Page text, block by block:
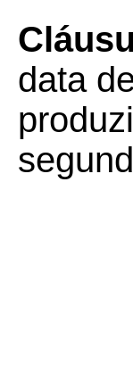
data